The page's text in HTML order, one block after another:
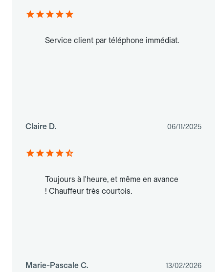
Service client par téléphone immédiat.
Claire D. 06/11/2025
Toujours à l'heure, et même en avance
! Chauffeur très courtois.
Marie-Pascale C. 13/02/2026